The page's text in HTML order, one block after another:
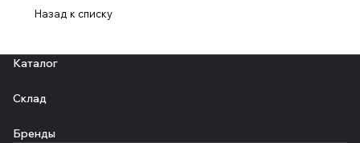
Назад к списку
Каталог
Склад
Бренды